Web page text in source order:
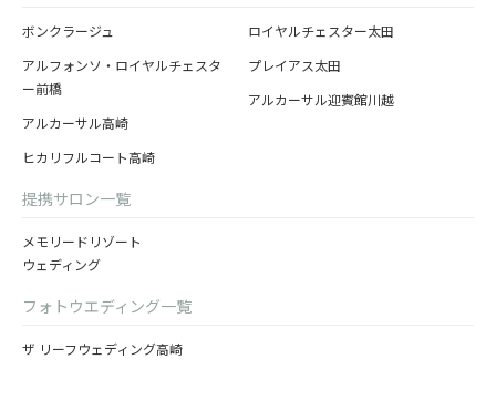
ボンクラージュ
アルフォンソ・ロイヤルチェスタ
ー前橋
アルカーサル高崎
ヒカリフルコート高崎
ロイヤルチェスター太田
プレイアス太田
アルカーサル迎賓館川越
提携サロン一覧
メモリードリゾート
ウェディング
フォトウエディング一覧
ザ リーフウェディング高崎